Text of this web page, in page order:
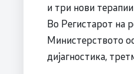
и три нови
Во Регистарот на
Министерството
дијагностика,